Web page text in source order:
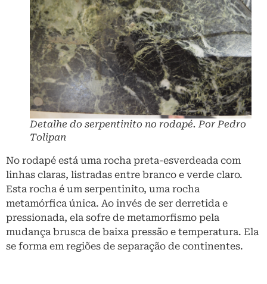
Detalhe do serpentinito no rodapé. Por Pedro
Tolipan
No rodapé está uma rocha preta-esverdeada com
linhas claras, listradas entre branco e verde claro.
Esta rocha é um serpentinito, uma rocha
metamórfica única. Ao invés de ser derretida e
pressionada, ela sofre de metamorfismo pela
mudança brusca de baixa pressão e temperatura. Ela
se forma em regiões de separação de continentes.